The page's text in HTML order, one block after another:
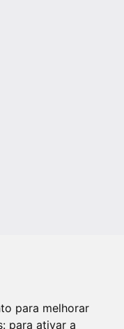
para melhorar
para ativar a